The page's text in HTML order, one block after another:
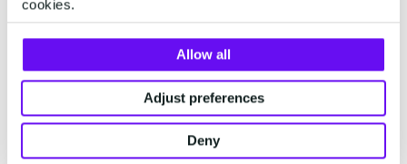
cookies.
Allow all
Adjust preferences
Deny
puedes dirigir las llamadas al mejor agente y
pasar la llamada y los detalles del cliente al
representante para asegurar una transición
fluida y ahorrarle a tu cliente la molestia de tener
que repetir su problema. Además, hemos
integrado la telefonía como un canal en nuestra
herramienta de software de servicio al cliente,